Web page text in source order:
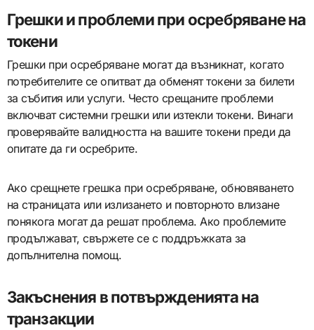
Грешки и проблеми при осребряване на
токени
Грешки при осребряване могат да възникнат, когато
потребителите се опитват да обменят токени за билети
за събития или услуги. Често срещаните проблеми
включват системни грешки или изтекли токени. Винаги
проверявайте валидността на вашите токени преди да
опитате да ги осребрите.
Ако срещнете грешка при осребряване, обновяването
на страницата или излизането и повторното влизане
понякога могат да решат проблема. Ако проблемите
продължават, свържете се с поддръжката за
допълнителна помощ.
Закъснения в потвържденията на
транзакции